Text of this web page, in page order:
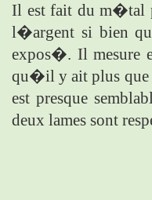
Il est fait du m�tal
l�argent si bien
expos�. Il
qu�il y ait plus que
est presque
deux lames sont